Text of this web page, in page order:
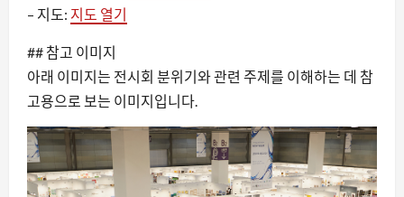
– 지도: 지도 열기
## 참고 이미지
아래 이미지는 전시회 분위기와 관련 주제를 이해하는 데 참
고용으로 보는 이미지입니다.